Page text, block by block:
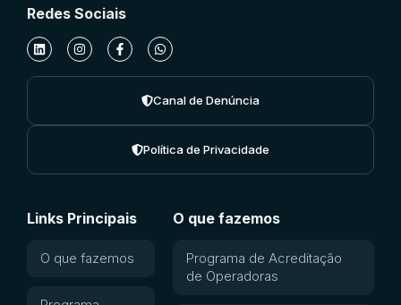
Redes Sociais
Canal de Denúncia
Política de Privacidade
Links Principais
O que fazemos
O que fazemos
Programa de Acreditação
de Operadoras